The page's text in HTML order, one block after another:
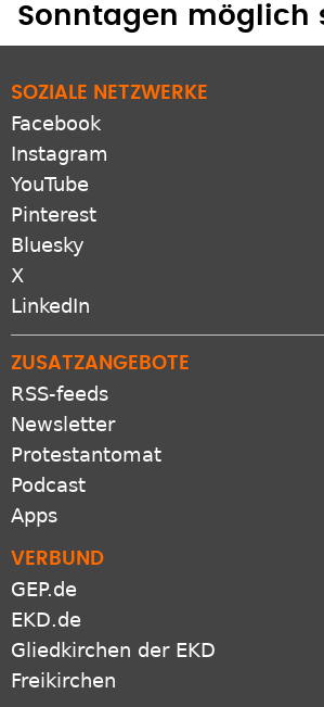
Sonntagen möglich
SOZIALE NETZWERKE
Facebook
Instagram
YouTube
Pinterest
Bluesky
X
LinkedIn
ZUSATZANGEBOTE
RSS-feeds
Newsletter
Protestantomat
Podcast
Apps
VERBUND
GEP.de
EKD.de
Gliedkirchen der EKD
Freikirchen